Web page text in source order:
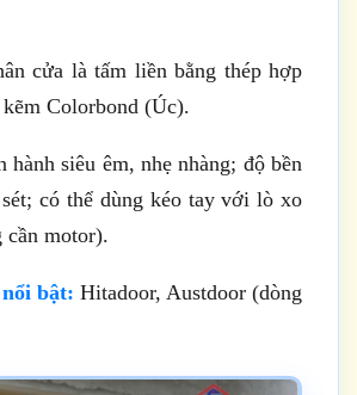
cửa là tấm liền bằng thép hợp
Colorbond (Úc).
hành siêu êm, nhẹ nhàng; độ bền
có thể dùng kéo tay với lò xo
motor).
bật: Hitadoor, Austdoor (dòng